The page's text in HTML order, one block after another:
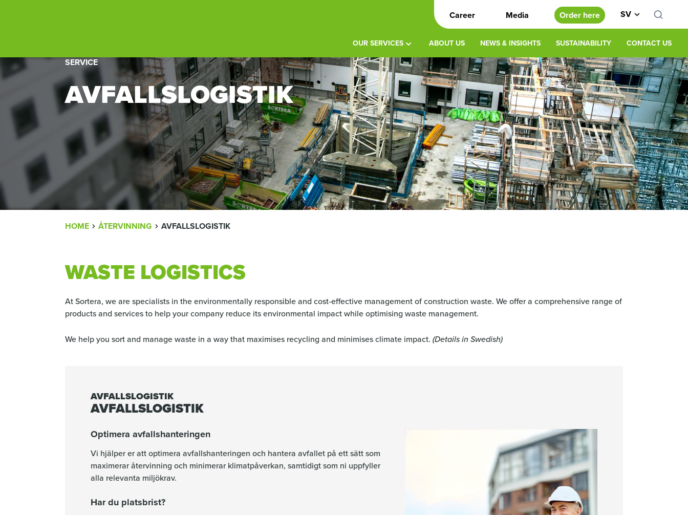
Career Media Order here SV
OUR SERVICES ABOUT US NEWS & INSIGHTS SUSTAINABILITY CONTACT US
SERVICE
AVFALLSLOGISTIK
BREADCRUMB
HOME ÅTERVINNING AVFALLSLOGISTIK
WASTE LOGISTICS
At Sortera, we are specialists in the environmentally responsible and cost-effective management of construction waste. We offer a comprehensive range of
products and services to help your company reduce its environmental impact while optimising waste management.
We help you sort and manage waste in a way that maximises recycling and minimises climate impact. (Details in Swedish)
AVFALLSLOGISTIK
AVFALLSLOGISTIK
Optimera avfallshanteringen
Vi hjälper er att optimera avfallshanteringen och hantera avfallet på ett sätt som
maximerar återvinning och minimerar klimatpåverkan, samtidigt som ni uppfyller
alla relevanta miljökrav.
Har du platsbrist?